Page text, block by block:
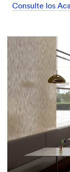
Consulte los